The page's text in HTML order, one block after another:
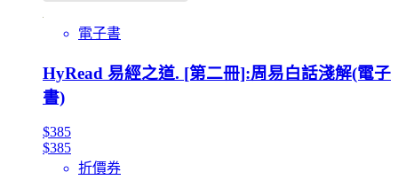
電子書
HyRead 易經之道. [第二冊]:周易白話淺解(電子
書)
$385
$385
折價券